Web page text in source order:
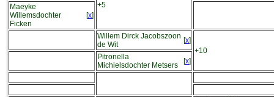
+5
Maeyke
Willemsdochter
Ficken
[x]
Willem Dirck Jacobszoon
de Wit
[x]
+10
Pitronella
Michielsdochter Metsers
[x]